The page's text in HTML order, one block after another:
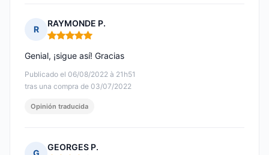
R
RAYMONDE P.
Nota: 5 de 5
Publicado el 06/08/2022 à 21h51
tras una compra de 03/07/2022
Genial, ¡sigue así! Gracias
Opinión traducida
GEORGES P.